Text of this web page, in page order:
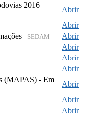
2016
Abrir
Abrir
- SEDAM
Abrir
Abrir
Abrir
Abrir
(MAPAS) - Em
Abrir
Abrir
Abrir